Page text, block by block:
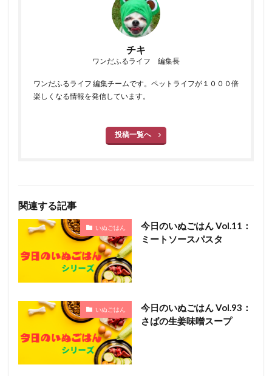
チキ
ワンだふるライフ 編集長
ワンだふるライフ 編集チームです。ペットライフが１０００倍
楽しくなる情報を発信しています。
投稿一覧へ
関連する記事
いぬごはん
今日のいぬごはん Vol.11：
ミートソースパスタ
いぬごはん
今日のいぬごはん Vol.93：
さばの生姜味噌スープ